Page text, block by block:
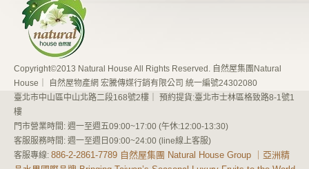
Copyright©2013 Natural House All Rights Reserved. 自然屋集團Natural
House｜ 自然屋物產網 宏騰傳媒行銷有限公司 統一編號24302080
臺北市中山區中山北路二段168號2樓｜ 預約提貨:臺北市士林區格致路8-1號1
樓
門市營業時間: 週一至週五09:00~17:00 (午休:12:00-13:30)
客服服務時間: 週一至週日09:00~24:00 (line線上客服)
客服專線: 886-2-2861-7789 自然屋集團 Natural House Group ｜亞洲精